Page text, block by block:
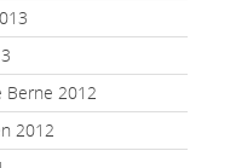
Berne 2012
2012